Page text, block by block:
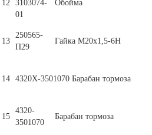
12 3103074-
01
Обойма
13
250565-
П29
Гайка М20х1,5-6Н
14 4320Х-3501070 Барабан тормоза
15
4320-
3501070
Барабан тормоза